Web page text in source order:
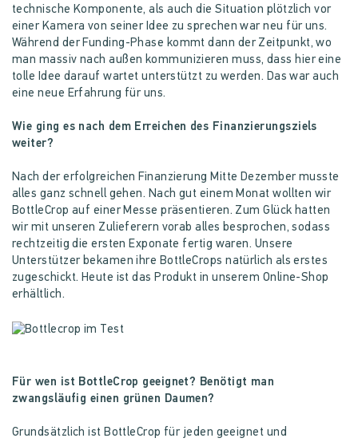
technische Komponente, als auch die Situation plötzlich vor
einer Kamera von seiner Idee zu sprechen war neu für uns.
Während der Funding-Phase kommt dann der Zeitpunkt, wo
man massiv nach außen kommunizieren muss, dass hier eine
tolle Idee darauf wartet unterstützt zu werden. Das war auch
eine neue Erfahrung für uns.
Wie ging es nach dem Erreichen des Finanzierungsziels
weiter?
Nach der erfolgreichen Finanzierung Mitte Dezember musste
alles ganz schnell gehen. Nach gut einem Monat wollten wir
BottleCrop auf einer Messe präsentieren. Zum Glück hatten
wir mit unseren Zulieferern vorab alles besprochen, sodass
rechtzeitig die ersten Exponate fertig waren. Unsere
Unterstützer bekamen ihre BottleCrops natürlich als erstes
zugeschickt. Heute ist das Produkt in unserem Online-Shop
erhältlich.
Für wen ist BottleCrop geeignet? Benötigt man
zwangsläufig einen grünen Daumen?
Grundsätzlich ist BottleCrop für jeden geeignet und